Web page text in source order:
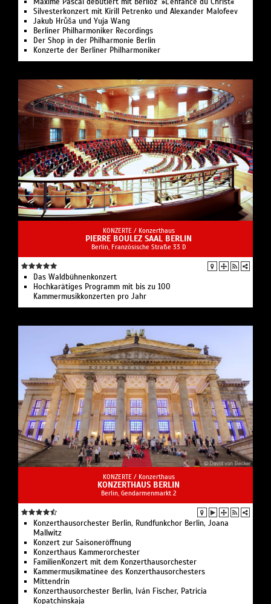
Maxime Pascal debütiert mit Berlioz’ »L’enfance du Christ«
Silvesterkonzert mit Kirill Petrenko und Alexander Malofeev
Jakub Hrůša und Yuja Wang
Berliner Philharmoniker Recordings
Der Shop in der Philharmonie Berlin
Konzerte der Berliner Philharmoniker
KONZERTE / Konzerthaus
PIERRE BOULEZ SAAL BERLIN
Berlin, Französische Straße 33 D
Das Waldbühnenkonzert
Hochkarätiges Programm mit bis zu 100
Kammermusikkonzerten pro Jahr
KONZERTE / Konzerthaus
KONZERTHAUS BERLIN
Berlin, Gendarmenmarkt 2
Konzerthausorchester Berlin, Rundfunkchor Berlin, Joana
Mallwitz
Konzert zur Saisoneröffnung
Konzerthaus Kammerorchester
FamilienKonzert mit dem Konzerthausorchester
Kammermusikmatinee des Konzerthausorchesters
Mittendrin
Konzerthausorchester Berlin, Iván Fischer, Patricia
Kopatchinskaja